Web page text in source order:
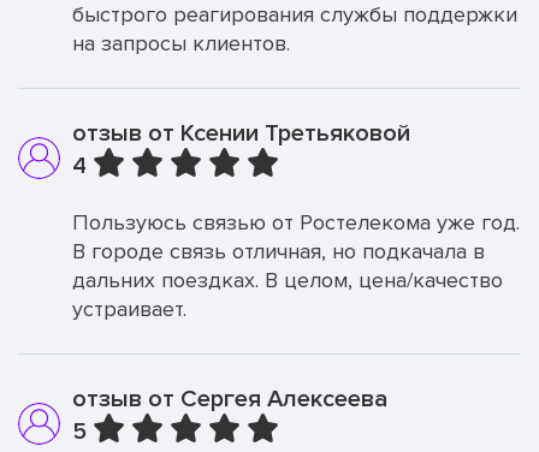
быстрого реагирования службы поддержки
на запросы клиентов.
отзыв от Ксении Третьяковой
4
Пользуюсь связью от Ростелекома уже год.
В городе связь отличная, но подкачала в
дальних поездках. В целом, цена/качество
устраивает.
отзыв от Сергея Алексеева
5